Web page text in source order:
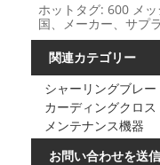
ホットタグ: 600 メ
国、メーカー、サプ
関連カテゴリー
シャーリングブレー
カーディングクロス
メンテナンス機器
お問い合わせを送信